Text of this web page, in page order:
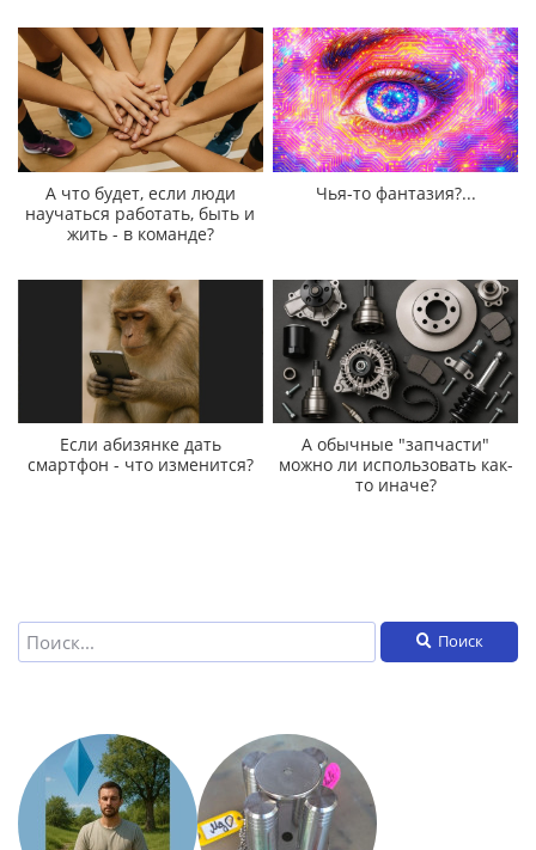
А что будет, если люди
научаться работать, быть и
жить - в команде?
Чья-то фантазия?...
Если абизянке дать
смартфон - что изменится?
А обычные "запчасти"
можно ли использовать как-
то иначе?
Поиск